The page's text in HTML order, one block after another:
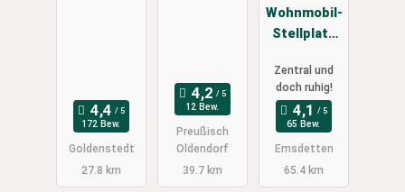
172 Bew.
Goldenstedt
27.8 km
12 Bew.
Preußisch
Oldendorf
39.7 km
Wohnmobil-
Stellplatz
Zentral und
doch ruhig!
65 Bew.
Emsdetten
65.4 km